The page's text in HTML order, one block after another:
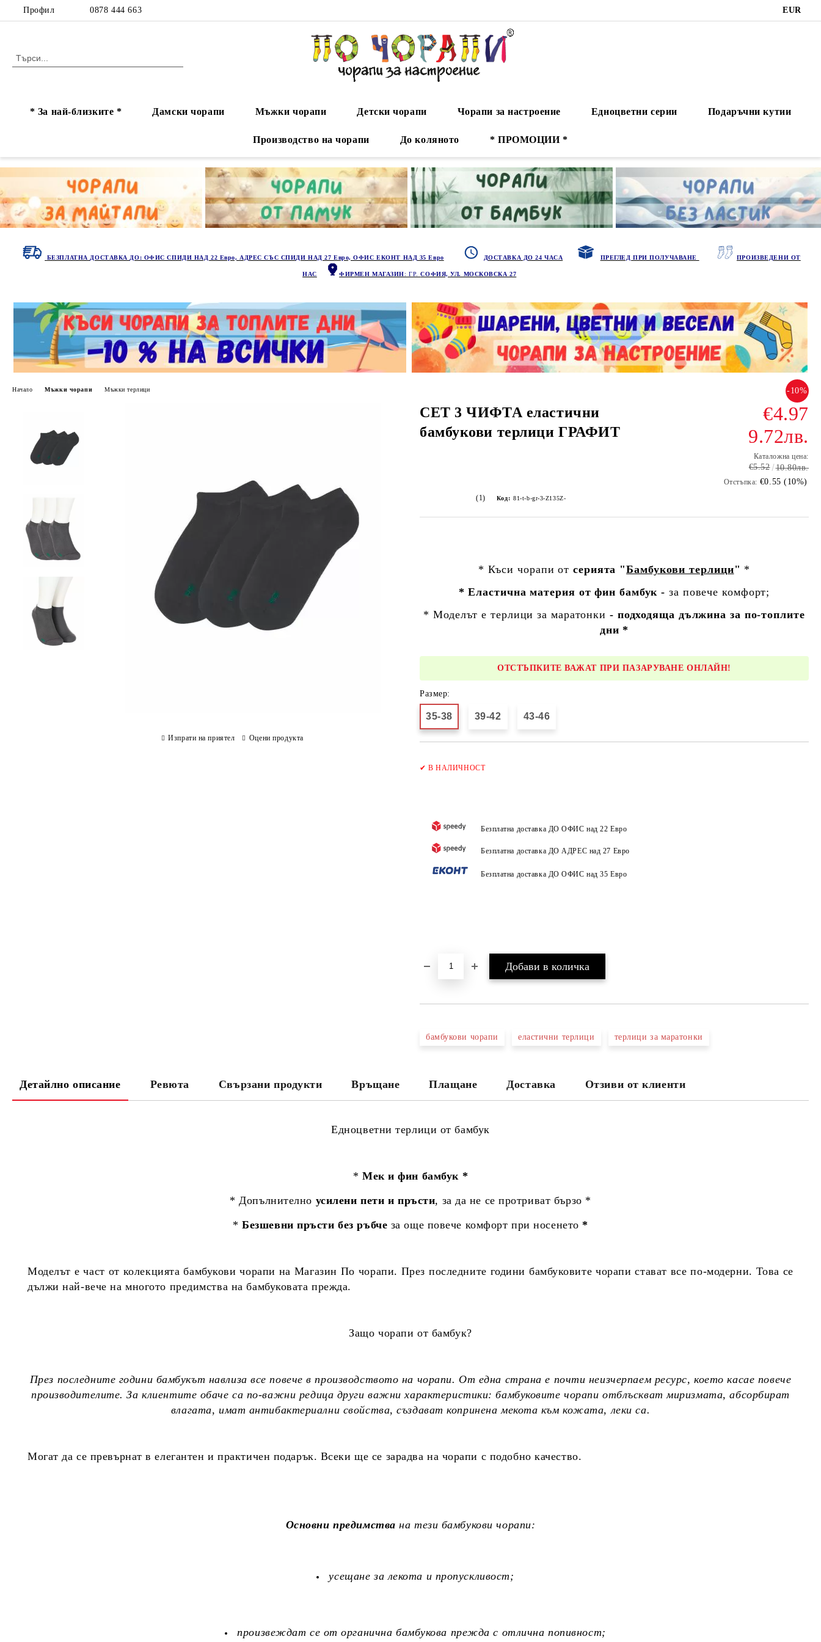
Профил 0878 444 663 EUR
* За най-близките * Дамски чорапи Мъжки чорапи Детски чорапи Чорапи за настроение Едноцветни серии Подаръчни кутии
Производство на чорапи До коляното * ПРОМОЦИИ *
БЕЗПЛАТНА ДОСТАВКА ДО: ОФИС СПИДИ НАД 22 Евро, АДРЕС СЪС СПИДИ НАД 27 Евро, ОФИС ЕКОНТ НАД 35 Евро ДОСТАВКА ДО 24 ЧАСА ПРЕГЛЕД ПРИ ПОЛУЧАВАНЕ ПРОИЗВЕДЕНИ ОТ
НАС ФИРМЕН МАГАЗИН: ГР.СОФИЯ, УЛ. МОСКОВСКА 27
Начало Мъжки чорапи Мъжки терлици
СЕТ 3 ЧИФТА еластични
бамбукови терлици ГРАФИТ
-10%
€4.97
9.72лв.
Каталожна цена:
€5.52 10.80лв.
Отстъпка: €0.55 (10%)
(1) Код: 81-t-b-gr-3-Z135Z-
* Къси чорапи отсерията "Бамбукови терлици" *
* Еластична материя от фин бамбук -за повече комфорт;
* Моделът е терлици за маратонки - подходяща дължина за по-топлите
дни *
ОТСТЪПКИТЕ ВАЖАТ ПРИ ПАЗАРУВАНЕ ОНЛАЙН!
Размер:
35-38 39-42 43-46
✔В НАЛИЧНОСТ
Безплатна доставка ДО ОФИС над 22 Евро
Безплатна доставка ДО АДРЕС над 27 Евро
Безплатна доставка ДО ОФИС над 35 Евро
бамбукови чорапи еластични терлици терлици за маратонки
Изпрати на приятел Оцени продукта
Детайлно описание Ревюта Свързани продукти Връщане Плащане Доставка Отзиви от клиенти
Едноцветни терлици от бамбук
*Мек и фин бамбук *
* Допълнително усилени пети и пръсти, за да не се протриват бързо *
*Безшевни пръсти без ръбче за още повече комфорт при носенето *
Моделът е част от колекцията бамбукови чорапи на Магазин По чорапи. През последните години бамбуковите чорапи стават все по-модерни. Това се
дължи най-вече на многото предимства на бамбуковата прежда.
Защо чорапи от бамбук?
През последните години бамбукът навлиза все повече в производството на чорапи. От една страна е почти неизчерпаем ресурс, което касае повече
производителите. За клиентите обаче са по-важни редица други важни характеристики: бамбуковите чорапи отблъскват миризмата, абсорбират
влагата, имат антибактериални свойства, създават копринена мекота към кожата, леки са.
Могат да се превърнат в елегантен и практичен подарък. Всеки ще се зарадва на чорапи с подобно качество.
Основни предимства на тези бамбукови чорапи:
усещане за лекота и пропускливост;
произвеждат се от органична бамбукова прежда с отлична попивност;